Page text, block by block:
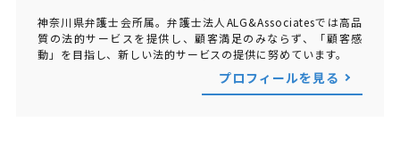
神奈川県弁護士会所属。弁護士法人ALG&Associatesでは高品
質の法的サービスを提供し、顧客満足のみならず、「顧客感
動」を目指し、新しい法的サービスの提供に努めています。
プロフィールを見る